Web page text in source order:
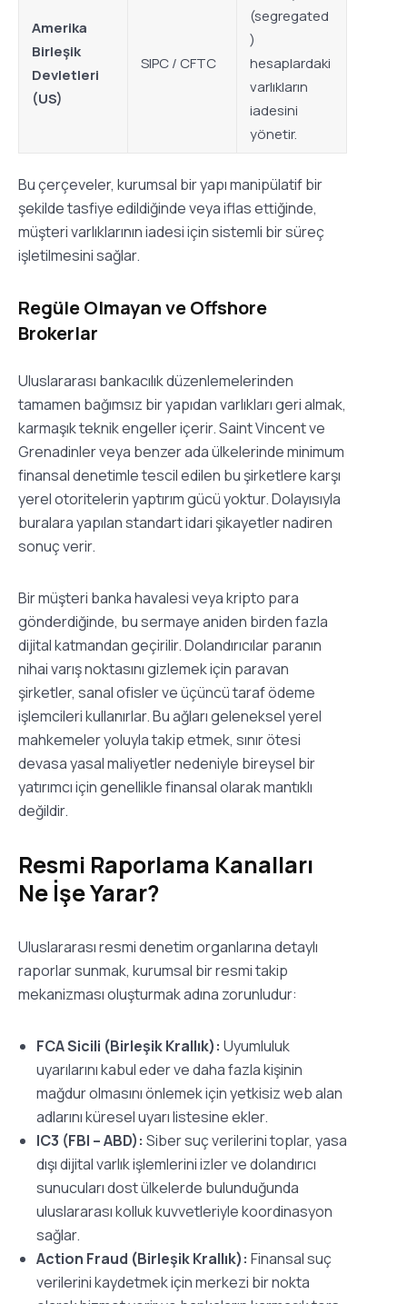
Amerika
Birleşik
Devletleri
(US)
SIPC / CFTC
(segregated
)
hesaplardaki
varlıkların
iadesini
yönetir.
Bu çerçeveler, kurumsal bir yapı manipülatif bir
şekilde tasfiye edildiğinde veya iflas ettiğinde,
müşteri varlıklarının iadesi için sistemli bir süreç
işletilmesini sağlar.
Regüle Olmayan ve Offshore
Brokerlar
Uluslararası bankacılık düzenlemelerinden
tamamen bağımsız bir yapıdan varlıkları geri almak,
karmaşık teknik engeller içerir. Saint Vincent ve
Grenadinler veya benzer ada ülkelerinde minimum
finansal denetimle tescil edilen bu şirketlere karşı
yerel otoritelerin yaptırım gücü yoktur. Dolayısıyla
buralara yapılan standart idari şikayetler nadiren
sonuç verir.
Bir müşteri banka havalesi veya kripto para
gönderdiğinde, bu sermaye aniden birden fazla
dijital katmandan geçirilir. Dolandırıcılar paranın
nihai varış noktasını gizlemek için paravan
şirketler, sanal ofisler ve üçüncü taraf ödeme
işlemcileri kullanırlar. Bu ağları geleneksel yerel
mahkemeler yoluyla takip etmek, sınır ötesi
devasa yasal maliyetler nedeniyle bireysel bir
yatırımcı için genellikle finansal olarak mantıklı
değildir.
Resmi Raporlama Kanalları
Ne İşe Yarar?
Uluslararası resmi denetim organlarına detaylı
raporlar sunmak, kurumsal bir resmi takip
mekanizması oluşturmak adına zorunludur:
FCA Sicili (Birleşik Krallık): Uyumluluk
uyarılarını kabul eder ve daha fazla kişinin
mağdur olmasını önlemek için yetkisiz web alan
adlarını küresel uyarı listesine ekler.
IC3 (FBI – ABD): Siber suç verilerini toplar, yasa
dışı dijital varlık işlemlerini izler ve dolandırıcı
sunucuları dost ülkelerde bulunduğunda
uluslararası kolluk kuvvetleriyle koordinasyon
sağlar.
Action Fraud (Birleşik Krallık): Finansal suç
verilerini kaydetmek için merkezi bir nokta